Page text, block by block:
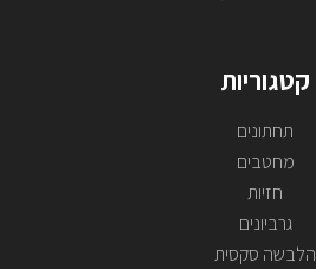
קטגוריות
תחתונים
מחטבים
חזיות
גרביונים
הלבשה סקסית